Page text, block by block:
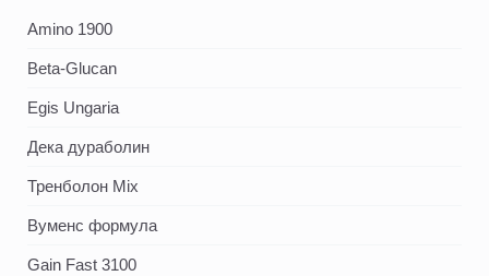
Amino 1900
Beta-Glucan
Egis Ungaria
Дека дураболин
Тренболон Mix
Вуменс формула
Gain Fast 3100